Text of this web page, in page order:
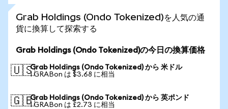
Grab Holdings (Ondo Tokenized)を人気の通
貨に換算して探索する
Grab Holdings (Ondo Tokenized)の今日の換算価格
🇺🇸Grab Holdings (Ondo Tokenized) から 米ドル
1 GRABon は $3.68 に相当
🇬🇧Grab Holdings (Ondo Tokenized) から 英ポンド
1 GRABon は £2.73 に相当